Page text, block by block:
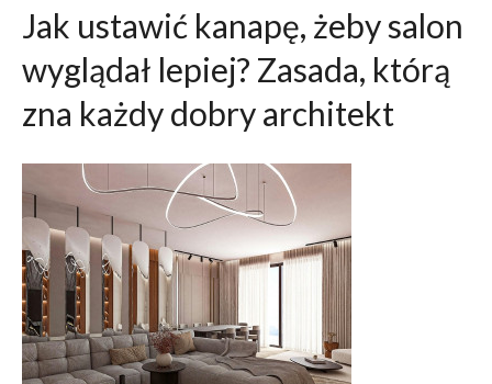
Jak ustawić kanapę, żeby salon
wyglądał lepiej? Zasada, którą
zna każdy dobry architekt